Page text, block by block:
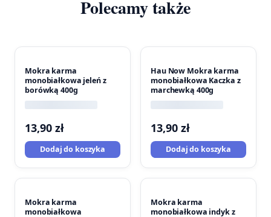
Polecamy także
Mokra karma
monobiałkowa jeleń z
borówką 400g
13,90 zł
Dodaj do koszyka
Hau Now Mokra karma
monobiałkowa Kaczka z
marchewką 400g
13,90 zł
Dodaj do koszyka
Mokra karma
monobiałkowa
Mokra karma
monobiałkowa indyk z